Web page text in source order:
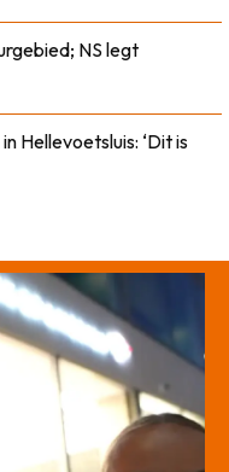
NS legt
Hellevoetsluis: ‘Dit is